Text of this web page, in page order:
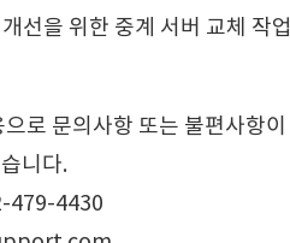
선을 위한 중계 서버 교체 작업
로 문의사항 또는 불편사항
니다.
479-4430